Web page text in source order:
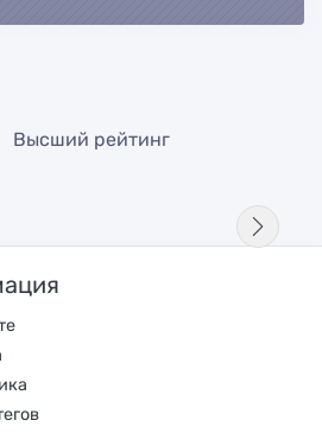
Высший рейтинг